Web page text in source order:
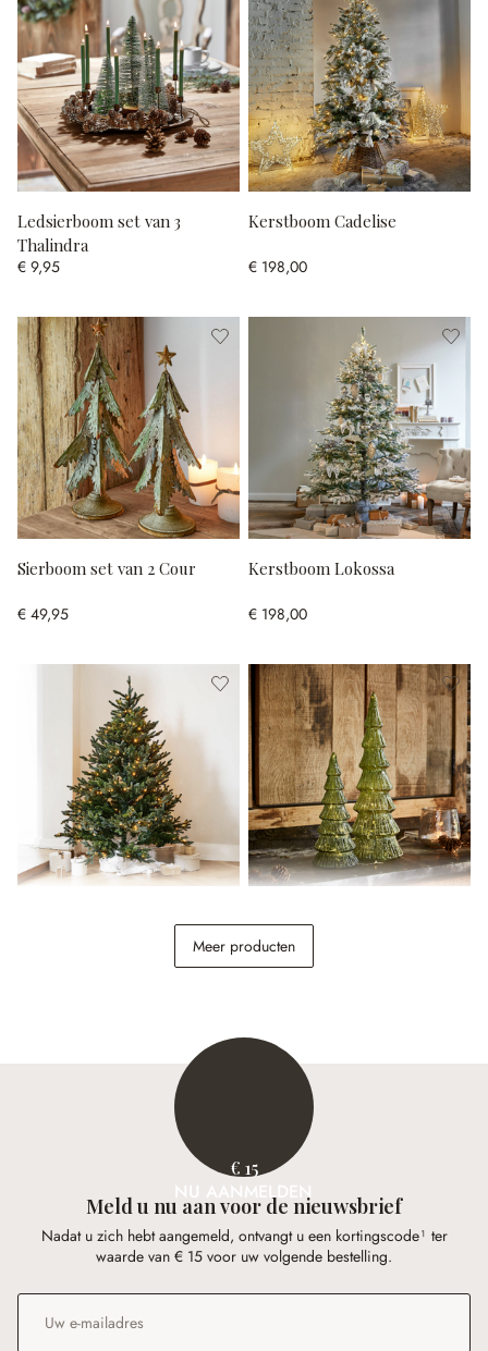
Ledsierboom set van 3
Thalindra
€ 9,95
Kerstboom Cadelise
€ 198,00
Sierboom set van 2 Cour
€ 49,95
Kerstboom Lokossa
€ 198,00
Merrton
€ 39,95
Meer producten
€ 15
NU AANMELDEN
Meld u nu aan voor de nieuwsbrief
Nadat u zich hebt aangemeld, ontvangt u een kortingscode¹ ter
waarde van € 15 voor uw volgende bestelling.
E-mailadres